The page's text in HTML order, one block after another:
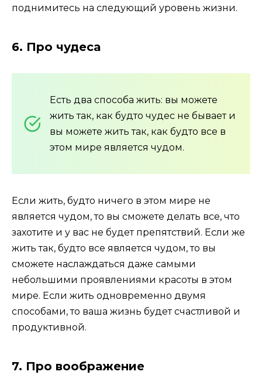
поднимитесь на следующий уровень жизни.
6. Про чудеса
Есть два способа жить: вы можете
жить так, как будто чудес не бывает и
вы можете жить так, как будто все в
этом мире является чудом.
Если жить, будто ничего в этом мире не
является чудом, то вы сможете делать все, что
захотите и у вас не будет препятствий. Если же
жить так, будто все является чудом, то вы
сможете наслаждаться даже самыми
небольшими проявлениями красоты в этом
мире. Если жить одновременно двумя
способами, то ваша жизнь будет счастливой и
продуктивной.
7. Про воображение